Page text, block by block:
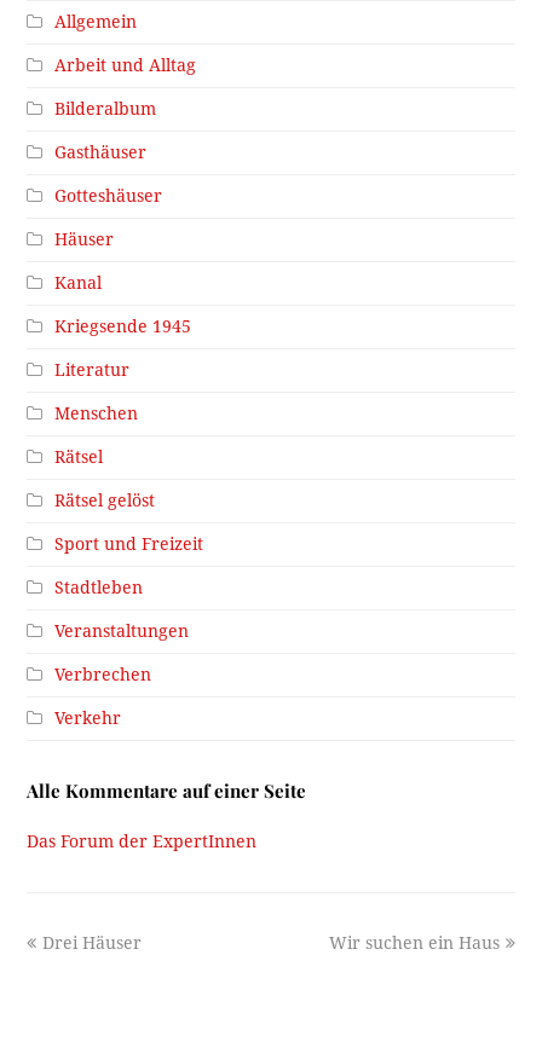
Allgemein
Arbeit und Alltag
Bilderalbum
Gasthäuser
Gotteshäuser
Häuser
Kanal
Kriegsende 1945
Literatur
Menschen
Rätsel
Rätsel gelöst
Sport und Freizeit
Stadtleben
Veranstaltungen
Verbrechen
Verkehr
Alle Kommentare auf einer Seite
Das Forum der ExpertInnen
previous
Drei Häuser
next
Wir suchen ein Haus